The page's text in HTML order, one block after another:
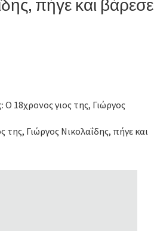
18χρονος γιος της, Γιώργος
Γιώργος Νικολαΐδης, πήγε και